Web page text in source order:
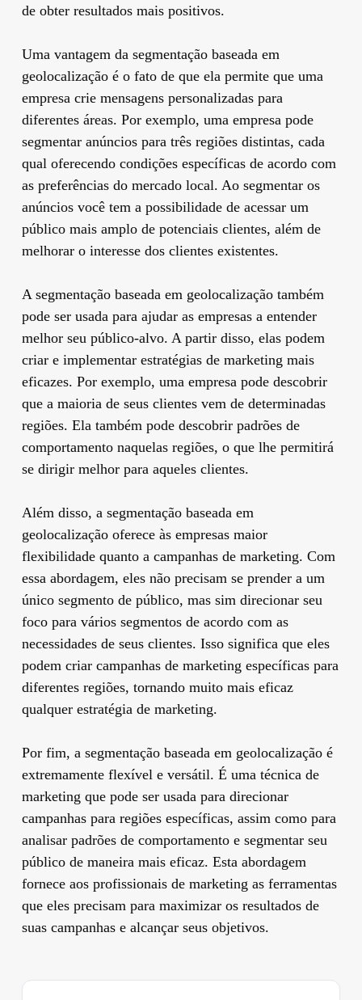
de obter resultados mais positivos.
Uma vantagem da segmentação baseada em
geolocalização é o fato de que ela permite que uma
empresa crie mensagens personalizadas para
diferentes áreas. Por exemplo, uma empresa pode
segmentar anúncios para três regiões distintas, cada
qual oferecendo condições específicas de acordo com
as preferências do mercado local. Ao segmentar os
anúncios você tem a possibilidade de acessar um
público mais amplo de potenciais clientes, além de
melhorar o interesse dos clientes existentes.
A segmentação baseada em geolocalização também
pode ser usada para ajudar as empresas a entender
melhor seu público-alvo. A partir disso, elas podem
criar e implementar estratégias de marketing mais
eficazes. Por exemplo, uma empresa pode descobrir
que a maioria de seus clientes vem de determinadas
regiões. Ela também pode descobrir padrões de
comportamento naquelas regiões, o que lhe permitirá
se dirigir melhor para aqueles clientes.
Além disso, a segmentação baseada em
geolocalização oferece às empresas maior
flexibilidade quanto a campanhas de marketing. Com
essa abordagem, eles não precisam se prender a um
único segmento de público, mas sim direcionar seu
foco para vários segmentos de acordo com as
necessidades de seus clientes. Isso significa que eles
podem criar campanhas de marketing específicas para
diferentes regiões, tornando muito mais eficaz
qualquer estratégia de marketing.
Por fim, a segmentação baseada em geolocalização é
extremamente flexível e versátil. É uma técnica de
marketing que pode ser usada para direcionar
campanhas para regiões específicas, assim como para
analisar padrões de comportamento e segmentar seu
público de maneira mais eficaz. Esta abordagem
fornece aos profissionais de marketing as ferramentas
que eles precisam para maximizar os resultados de
suas campanhas e alcançar seus objetivos.